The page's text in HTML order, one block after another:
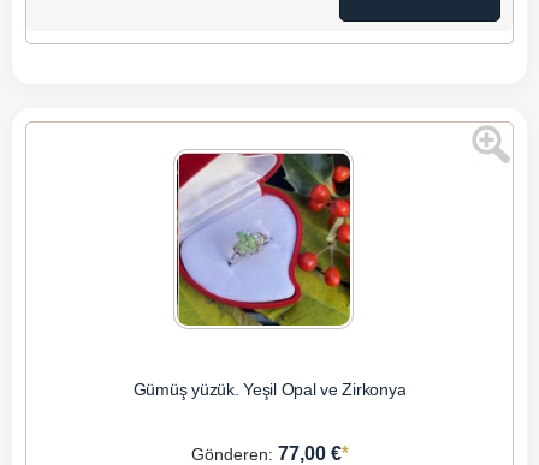
Gümüş yüzük. Yeşil Opal ve Zirkonya
Gönderen: 77,00 €*